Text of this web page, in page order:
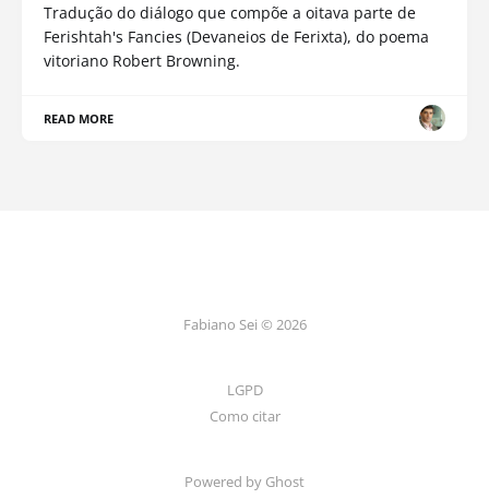
Tradução do diálogo que compõe a oitava parte de
Ferishtah's Fancies (Devaneios de Ferixta), do poema
vitoriano Robert Browning.
READ MORE
Fabiano Sei © 2026
LGPD
Como citar
Powered by Ghost